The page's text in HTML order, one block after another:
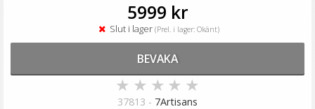
5999 kr
Slut i lager (Prel. i lager: Okänt)
BEVAKA
★ ★ ★ ★ ★
37813 - 7Artisans